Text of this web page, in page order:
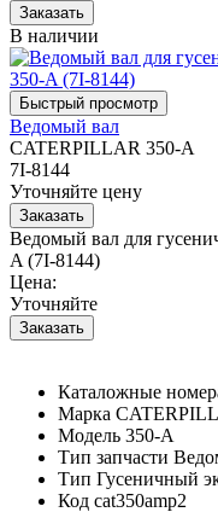
В наличии
Ведомый вал
CATERPILLAR 350-A
7I-8144
Уточняйте цену
Ведомый вал для
A (7I-8144)
Цена:
Уточняйте
Каталожные
Марка
Модель 350-A
Тип запчасти
Тип Гусеничный
Код cat350amp2